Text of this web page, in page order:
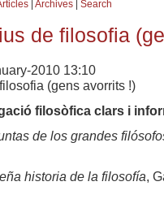
Archives Search
de filosofia
2010 13:10
filosòfica clars i
de los grandes
historia de la filosofía ,